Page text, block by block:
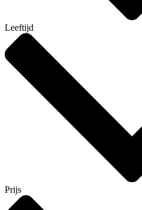
Leeftijd
Prijs